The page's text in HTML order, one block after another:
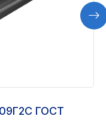
ГОСТ